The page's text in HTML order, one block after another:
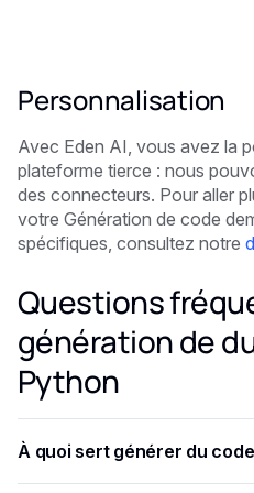
Personnalisation
Avec Eden AI, vous avez la
plateforme tierce : nous
des connecteurs. Pour aller
votre Génération de code
spécifiques, consultez notre
Questions
génération de
Python
À quoi sert générer du